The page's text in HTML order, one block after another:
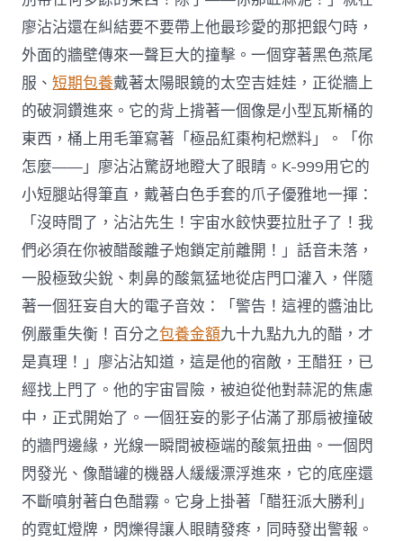
廖沾沾還在糾結要不要帶上他最珍愛的那把銀勺時，
外面的牆壁傳來一聲巨大的撞擊。一個穿著黑色燕尾
服、短期包養戴著太陽眼鏡的太空吉娃娃，正從牆上
的破洞鑽進來。它的背上揹著一個像是小型瓦斯桶的
東西，桶上用毛筆寫著「極品紅棗枸杞燃料」。「你
怎麼——」廖沾沾驚訝地瞪大了眼睛。K-999用它的
小短腿站得筆直，戴著白色手套的爪子優雅地一揮：
「沒時間了，沾沾先生！宇宙水餃快要拉肚子了！我
們必須在你被醋酸離子炮鎖定前離開！」話音未落，
一股極致尖銳、刺鼻的酸氣猛地從店門口灌入，伴隨
著一個狂妄自大的電子音效：「警告！這裡的醬油比
例嚴重失衡！百分之包養金額九十九點九九的醋，才
是真理！」廖沾沾知道，這是他的宿敵，王醋狂，已
經找上門了。他的宇宙冒險，被迫從他對蒜泥的焦慮
中，正式開始了。一個狂妄的影子佔滿了那扇被撞破
的牆門邊緣，光線一瞬間被極端的酸氣扭曲。一個閃
閃發光、像醋罐的機器人緩緩漂浮進來，它的底座還
不斷噴射著白色醋霧。它身上掛著「醋狂派大勝利」
的霓虹燈牌，閃爍得讓人眼睛發疼，同時發出警報。